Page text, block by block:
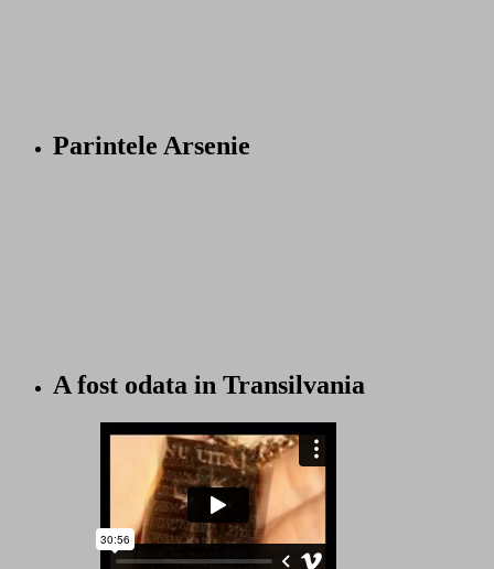
Parintele Arsenie
A fost odata in Transilvania